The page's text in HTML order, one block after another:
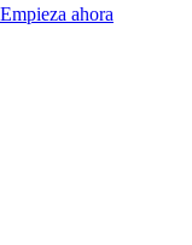
Empieza ahora